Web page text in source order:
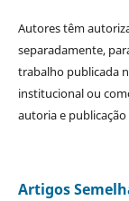
Autores têm
separadamente,
trabalho publicada
institucional ou
autoria e
Artigos